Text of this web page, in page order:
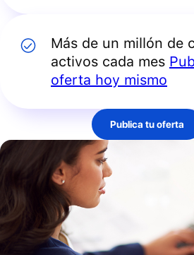
Más de un millón de
activos cada mes
oferta hoy mismo
Publica tu oferta